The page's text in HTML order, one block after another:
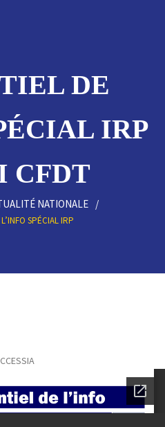
DE
IRP
CFDT
NATIONALE
SPÉCIAL IRP